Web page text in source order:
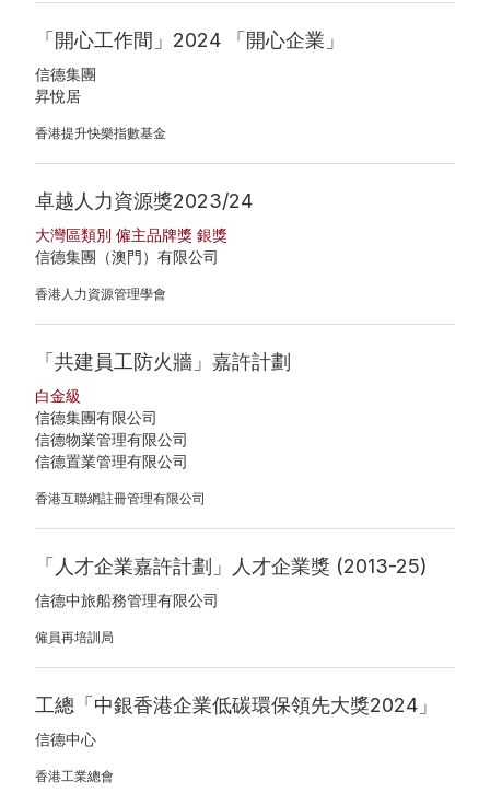
「開心工作間」2024 「開心企業」
信德集團
昇悅居
香港提升快樂指數基金
卓越人力資源獎2023/24
大灣區類別 僱主品牌獎 銀獎
信德集團（澳門）有限公司
香港人力資源管理學會
「共建員工防火牆」嘉許計劃
白金級
信德集團有限公司
信德物業管理有限公司
信德置業管理有限公司
香港互聯網註冊管理有限公司
「人才企業嘉許計劃」人才企業獎 (2013-25)
信德中旅船務管理有限公司
僱員再培訓局
工總「中銀香港企業低碳環保領先大獎2024」
信德中心
香港工業總會